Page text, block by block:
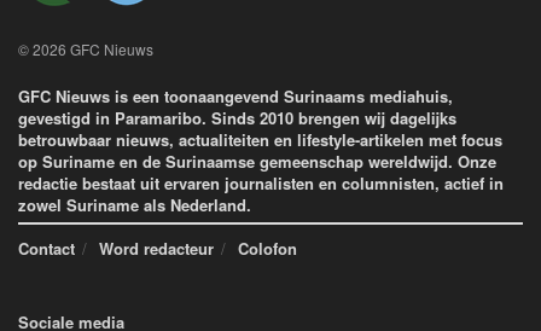
© 2026 GFC Nieuws
GFC Nieuws is een toonaangevend Surinaams mediahuis,
gevestigd in Paramaribo. Sinds 2010 brengen wij dagelijks
betrouwbaar nieuws, actualiteiten en lifestyle-artikelen met focus
op Suriname en de Surinaamse gemeenschap wereldwijd. Onze
redactie bestaat uit ervaren journalisten en columnisten, actief in
zowel Suriname als Nederland.
Contact
Word redacteur Colofon
Sociale media